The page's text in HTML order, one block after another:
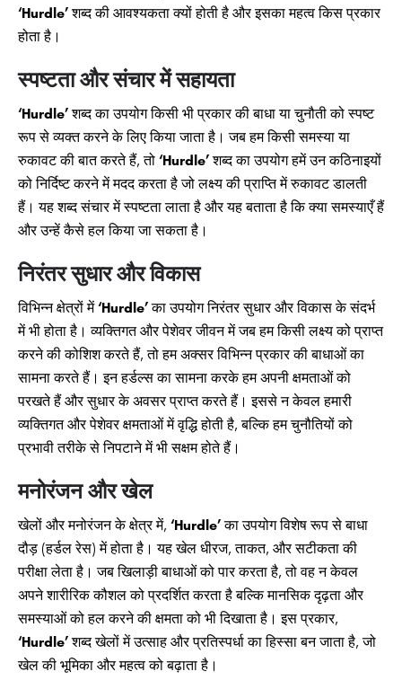
‘Hurdle’शब्द की आवश्यकता क्यों होती है और इसका महत्व किस प्रकार
होता है।
स्पष्टता और संचार में सहायता
‘Hurdle’शब्द का उपयोग किसी भी प्रकार की बाधा या चुनौती को स्पष्ट
रूप से व्यक्त करने के लिए किया जाता है। जब हम किसी समस्या या
रुकावट की बात करते हैं, तो ‘Hurdle’शब्द का उपयोग हमें उन कठिनाइयों
को निर्दिष्ट करने में मदद करता है जो लक्ष्य की प्राप्ति में रुकावट डालती
हैं। यह शब्द संचार में स्पष्टता लाता है और यह बताता है कि क्या समस्याएँ हैं
और उन्हें कैसे हल किया जा सकता है।
निरंतर सुधार और विकास
विभिन्न क्षेत्रों में‘Hurdle’का उपयोग निरंतर सुधार और विकास के संदर्भ
में भी होता है। व्यक्तिगत और पेशेवर जीवन में जब हम किसी लक्ष्य को प्राप्त
करने की कोशिश करते हैं, तो हम अक्सर विभिन्न प्रकार की बाधाओं का
सामना करते हैं। इन हर्डल्स का सामना करके हम अपनी क्षमताओं को
परखते हैं और सुधार के अवसर प्राप्त करते हैं। इससे न केवल हमारी
व्यक्तिगत और पेशेवर क्षमताओं में वृद्धि होती है, बल्कि हम चुनौतियों को
प्रभावी तरीके से निपटाने में भी सक्षम होते हैं।
मनोरंजन और खेल
खेलों और मनोरंजन के क्षेत्र में, ‘Hurdle’का उपयोग विशेष रूप से बाधा
दौड़ (हर्डल रेस) में होता है। यह खेल धीरज, ताकत, और सटीकता की
परीक्षा लेता है। जब खिलाड़ी बाधाओं को पार करता है, तो वह न केवल
अपने शारीरिक कौशल को प्रदर्शित करता है बल्कि मानसिक दृढ़ता और
समस्याओं को हल करने की क्षमता को भी दिखाता है। इस प्रकार,
‘Hurdle’शब्द खेलों में उत्साह और प्रतिस्पर्धा का हिस्सा बन जाता है, जो
खेल की भूमिका और महत्व को बढ़ाता है।